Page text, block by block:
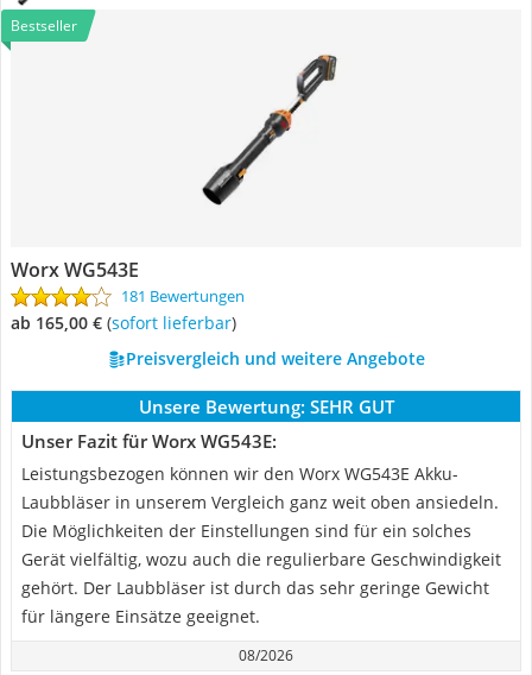
Bestseller
Worx WG543E
181 Bewertungen
ab 165,00 € ( Sofort lieferbar)
Preisvergleich und weitere Angebote
Unsere Bewertung: SEHR GUT
Unser Fazit für Worx WG543E:
Leistungsbezogen können wir den Worx WG543E Akku-
Laubbläser in unserem Vergleich ganz weit oben ansiedeln.
Die Möglichkeiten der Einstellungen sind für ein solches
Gerät vielfältig, wozu auch die regulierbare Geschwindigkeit
gehört. Der Laubbläser ist durch das sehr geringe Gewicht
für längere Einsätze geeignet.
08/2026